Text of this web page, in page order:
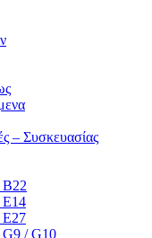
– Συσκευασίας
B22
E14
E27
/ G10